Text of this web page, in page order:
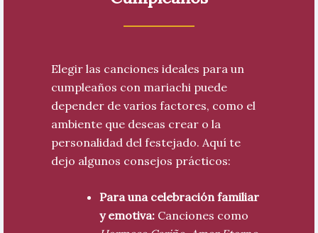
Elegir las canciones ideales para un
cumpleaños con mariachi puede
depender de varios factores, como el
ambiente que deseas crear o la
personalidad del festejado. Aquí te
dejo algunos consejos prácticos:
Para una celebración familiar
y emotiva:Canciones como